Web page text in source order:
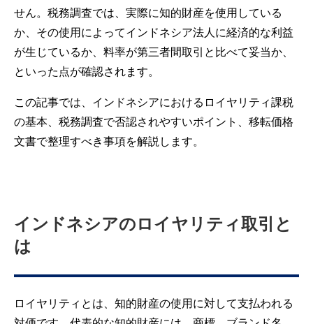
せん。税務調査では、実際に知的財産を使用している
か、その使用によってインドネシア法人に経済的な利益
が生じているか、料率が第三者間取引と比べて妥当か、
といった点が確認されます。
この記事では、インドネシアにおけるロイヤリティ課税
の基本、税務調査で否認されやすいポイント、移転価格
文書で整理すべき事項を解説します。
インドネシアのロイヤリティ取引と
は
ロイヤリティとは、知的財産の使用に対して支払われる